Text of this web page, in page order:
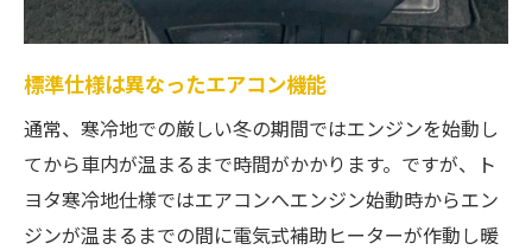
標準仕様は異なったエアコン機能
通常、寒冷地での厳しい冬の期間ではエンジンを始動し
てから車内が温まるまで時間がかかります。ですが、ト
ヨタ寒冷地仕様ではエアコンへエンジン始動時からエン
ジンが温まるまでの間に電気式補助ヒーターが作動し暖